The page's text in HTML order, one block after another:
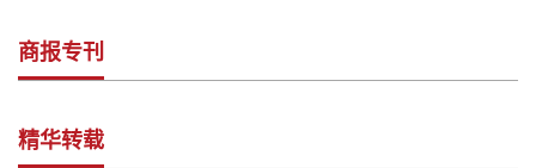
商报专刊
精华转载